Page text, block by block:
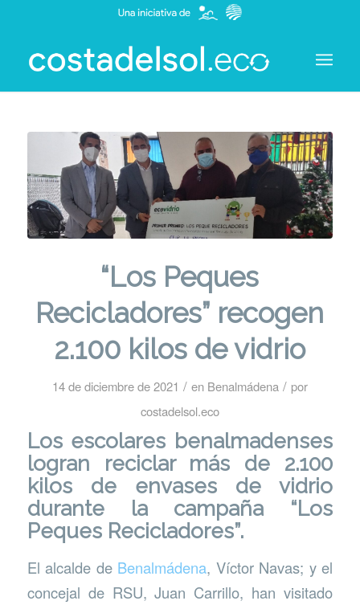
“Los Peques
Recicladores” recogen
2.100 kilos de vidrio
14 de diciembre de 2021 / en Benalmádena / por
costadelsol.eco
Los escolares benalmadenses
logran reciclar más de 2.100
kilos de envases de vidrio
durante la campaña “Los
Peques Recicladores”.
El alcalde de Benalmádena, Víctor Navas; y el
concejal de RSU, Juan Carrillo, han visitado